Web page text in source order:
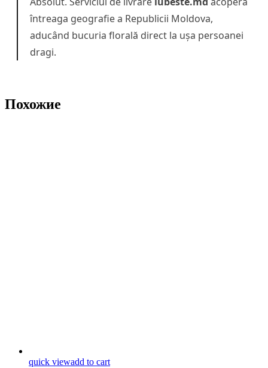
întreaga geografie a Republicii Moldova,
aducând bucuria florală direct la ușa persoanei
dragi.
Похожие
quick viewadd to cart